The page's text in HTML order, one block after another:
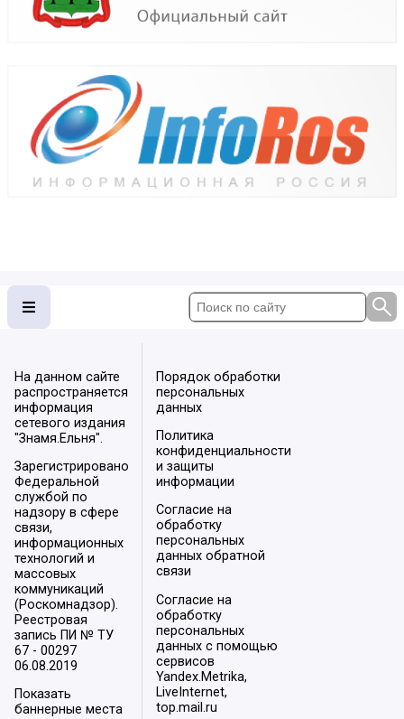
На данном сайте
распространяется
информация
сетевого издания
"Знамя.Ельня".
Зарегистрировано
Федеральной
службой по
надзору в сфере
связи,
информационных
технологий и
массовых
коммуникаций
(Роскомнадзор).
Реестровая
запись ПИ № ТУ
67 - 00297
06.08.2019
Показать
баннерные места
Порядок обработки
персональных
данных
Политика
конфиденциальности
и защиты
информации
Согласие на
обработку
персональных
данных обратной
связи
Согласие на
обработку
персональных
данных с помощью
сервисов
Yandex.Metrika,
LiveInternet,
top.mail.ru